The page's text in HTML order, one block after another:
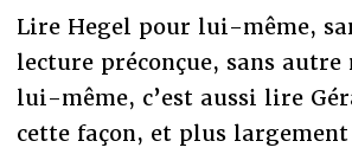
Lire Hegel pour lui-même,
lecture préconçue, sans autre
lui-même, c’est aussi lire
cette façon, et plus